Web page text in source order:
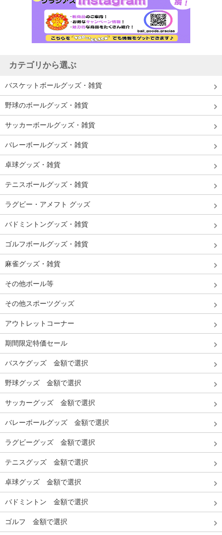
カテゴリから選ぶ
バスケットボールグッズ・雑貨
野球のボールグッズ・雑貨
サッカーボールグッズ・雑貨
バレーボールグッズ・雑貨
卓球グッズ・雑貨
テニスボールグッズ・雑貨
ラグビー・アメフト グッズ
バドミントングッズ・雑貨
ゴルフボールグッズ・雑貨
麻雀グッズ・雑貨
その他ボール等
その他スポーツグッズ
アウトレットコーナー
期間限定特価セール
バスケグッズ 金額で選択
野球グッズ 金額で選択
サッカーグッズ 金額で選択
バレーボールグッズ 金額で選択
ラグビーグッズ 金額で選択
テニスグッズ 金額で選択
卓球グッズ 金額で選択
バドミントン 金額で選択
ゴルフ 金額で選択